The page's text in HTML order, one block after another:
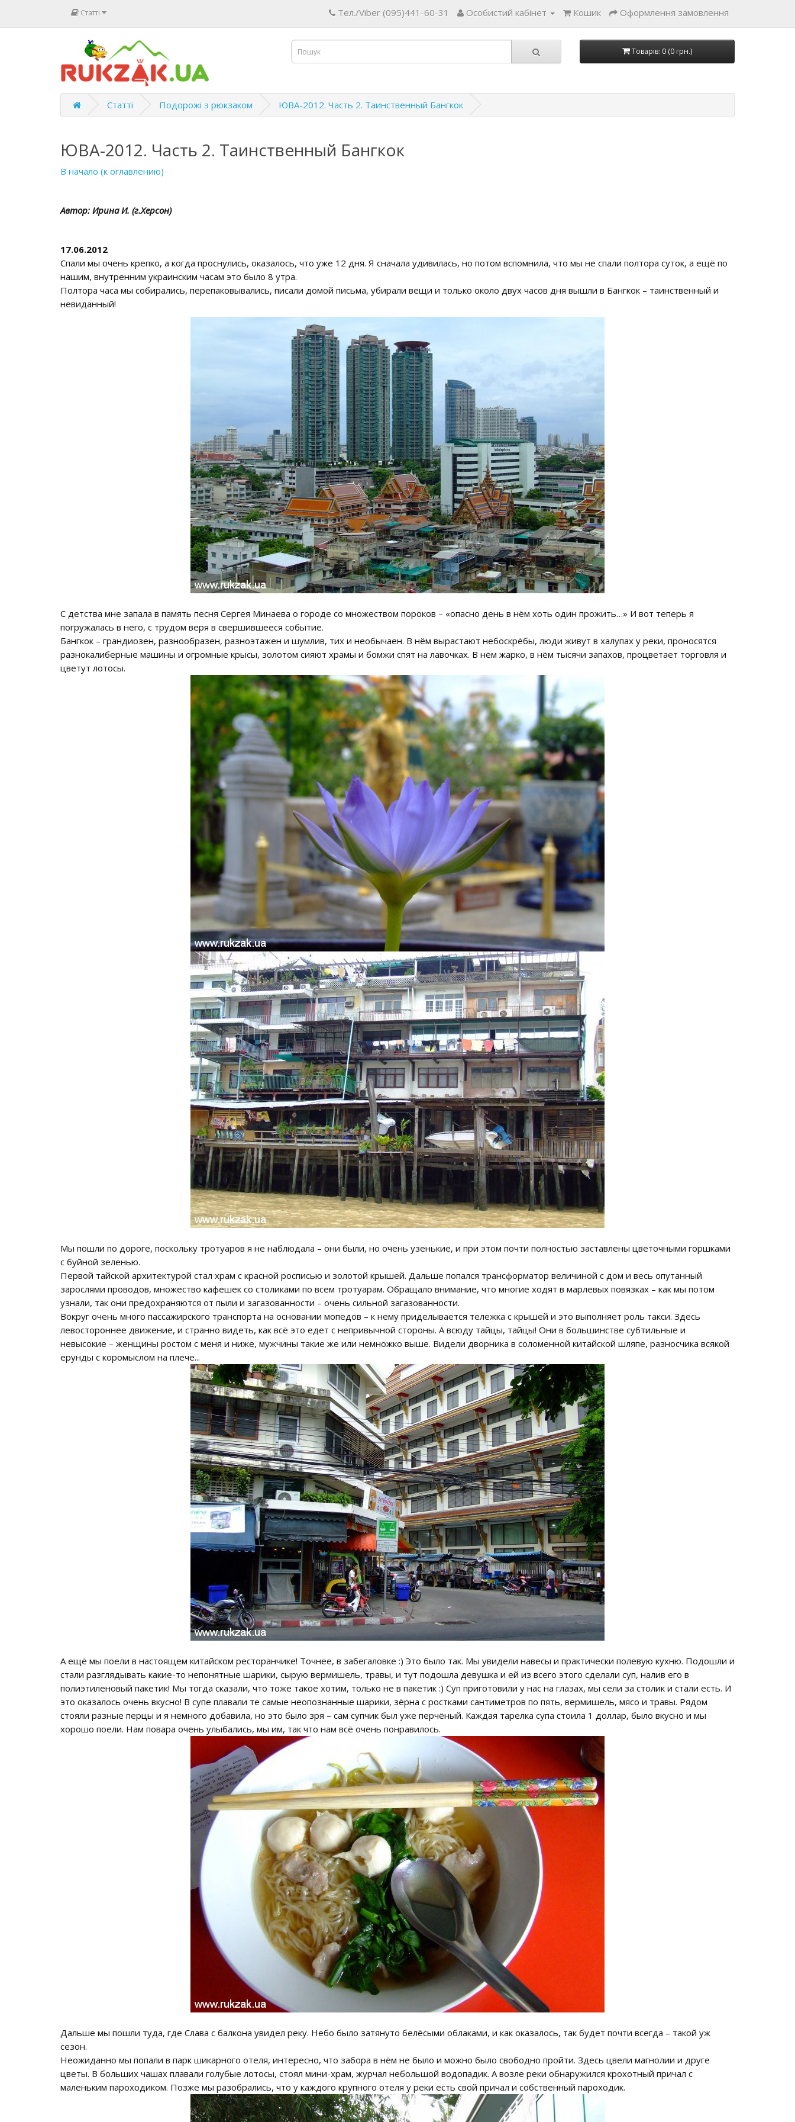
Статті Тел./Viber (095)441-60-31 Особистий кабінет Кошик Оформлення замовлення
Товарів: 0 (0 грн.)
Статті Подорожі з рюкзаком ЮВА-2012. Часть 2. Таинственный Бангкок
ЮВА-2012. Часть 2. Таинственный Бангкок
В начало (к оглавлению)
Автор: Ирина И. (г.Херсон)
17.06.2012
Спали мы очень крепко, а когда проснулись, оказалось, что уже 12 дня. Я сначала удивилась, но потом вспомнила, что мы не спали полтора суток, а ещё по
нашим, внутренним украинским часам это было 8 утра.
Полтора часа мы собирались, перепаковывались, писали домой письма, убирали вещи и только около двух часов дня вышли в Бангкок – таинственный и
невиданный!
С детства мне запала в память песня Сергея Минаева о городе со множеством пороков – «опасно день в нём хоть один прожить…» И вот теперь я
погружалась в него, с трудом веря в свершившееся событие.
Бангкок – грандиозен, разнообразен, разноэтажен и шумлив, тих и необычаен. В нём вырастают небоскрёбы, люди живут в халупах у реки, проносятся
разнокалиберные машины и огромные крысы, золотом сияют храмы и бомжи спят на лавочках. В нём жарко, в нём тысячи запахов, процветает торговля и
цветут лотосы.
Мы пошли по дороге, поскольку тротуаров я не наблюдала – они были, но очень узенькие, и при этом почти полностью заставлены цветочными горшками
с буйной зеленью.
Первой тайской архитектурой стал храм с красной росписью и золотой крышей. Дальше попался трансформатор величиной с дом и весь опутанный
зарослями проводов, множество кафешек со столиками по всем тротуарам. Обращало внимание, что многие ходят в марлевых повязках – как мы потом
узнали, так они предохраняются от пыли и загазованности – очень сильной загазованности.
Вокруг очень много пассажирского транспорта на основании мопедов – к нему приделывается тележка с крышей и это выполняет роль такси. Здесь
левостороннее движение, и странно видеть, как всё это едет с непривычной стороны. А всюду тайцы, тайцы! Они в большинстве субтильные и
невысокие – женщины ростом с меня и ниже, мужчины такие же или немножко выше. Видели дворника в соломенной китайской шляпе, разносчика всякой
ерунды с коромыслом на плече...
А ещё мы поели в настоящем китайском ресторанчике! Точнее, в забегаловке :) Это было так. Мы увидели навесы и практически полевую кухню. Подошли и
стали разглядывать какие-то непонятные шарики, сырую вермишель, травы, и тут подошла девушка и ей из всего этого сделали суп, налив его в
полиэтиленовый пакетик! Мы тогда сказали, что тоже такое хотим, только не в пакетик :) Суп приготовили у нас на глазах, мы сели за столик и стали есть. И
это оказалось очень вкусно! В супе плавали те самые неопознанные шарики, зёрна с ростками сантиметров по пять, вермишель, мясо и травы. Рядом
стояли разные перцы и я немного добавила, но это было зря – сам супчик был уже перчёный. Каждая тарелка супа стоила 1 доллар, было вкусно и мы
хорошо поели. Нам повара очень улыбались, мы им, так что нам всё очень понравилось.
Дальше мы пошли туда, где Слава с балкона увидел реку. Небо было затянуто белёсыми облаками, и как оказалось, так будет почти всегда – такой уж
сезон.
Неожиданно мы попали в парк шикарного отеля, интересно, что забора в нём не было и можно было свободно пройти. Здесь цвели магнолии и друге
цветы. В больших чашах плавали голубые лотосы, стоял мини-храм, журчал небольшой водопадик. А возле реки обнаружился крохотный причал с
маленьким пароходиком. Позже мы разобрались, что у каждого крупного отеля у реки есть свой причал и собственный пароходик.